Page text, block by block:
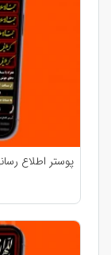
پوستر اطلاع